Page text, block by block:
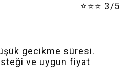
⭐⭐⭐ 3/5
gecikme süresi.
ve uygun fiyat